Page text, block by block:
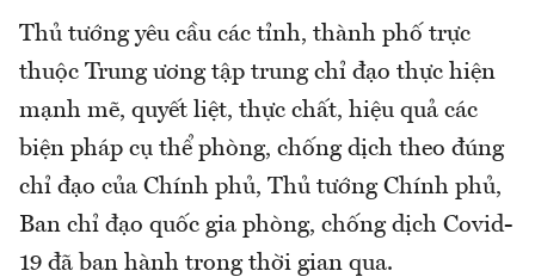
Thủ tướng yêu cầu các tỉnh, thành phố trực
thuộc Trung ương tập trung chỉ đạo thực hiện
mạnh mẽ, quyết liệt, thực chất, hiệu quả các
biện pháp cụ thể phòng, chống dịch theo đúng
chỉ đạo của Chính phủ, Thủ tướng Chính phủ,
Ban chỉ đạo quốc gia phòng, chống dịch Covid-
19 đã ban hành trong thời gian qua.